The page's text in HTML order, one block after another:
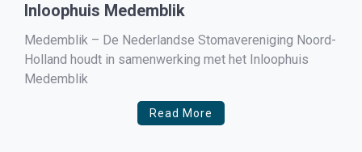
Inloophuis Medemblik
Medemblik – De Nederlandse Stomavereniging Noord-
Holland houdt in samenwerking met het Inloophuis
Medemblik
Read More